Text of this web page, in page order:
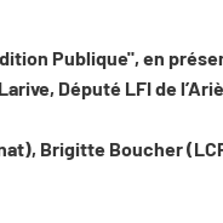
Publique", en
Député LFI de
Brigitte Boucher